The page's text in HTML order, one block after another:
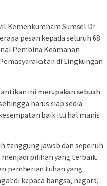
Kemenkumham Sumsel Dr
pesan kepada seluruh 68
Pembina Keamanan
di Lingkungan
ini merupakan sebuah
harus siap sedia
baik itu hal manis
tanggung jawab dan sepenuh
menjadi pilihan yang terbaik.
pemberian tuhan yang
kepada bangsa, negara,